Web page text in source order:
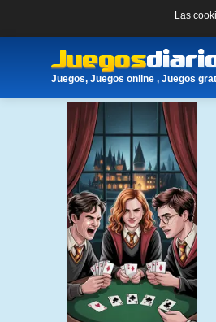
Las
Juegos, Juegos online , Juegos